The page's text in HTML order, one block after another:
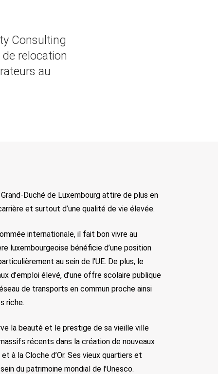
Consulting
relocation
au
Duché de Luxembourg attire de plus en
et surtout d’une qualité de vie élevée.
internationale, il fait bon vivre au
luxembourgeoise bénéficie d’une position
au sein de l'UE. De plus, le
d’emploi élevé, d’une offre scolaire publique
de transports en commun proche ainsi
riche.
la beauté et le prestige de sa vieille ville
récents dans la création de nouveaux
à la Cloche d’Or. Ses vieux quartiers et
du patrimoine mondial de l’Unesco.